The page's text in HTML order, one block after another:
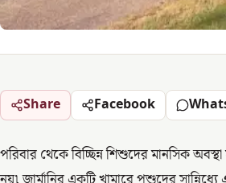
Share Facebook
পরিবার থেকে বিচ্ছিন্ন শিশুদের মানসিক